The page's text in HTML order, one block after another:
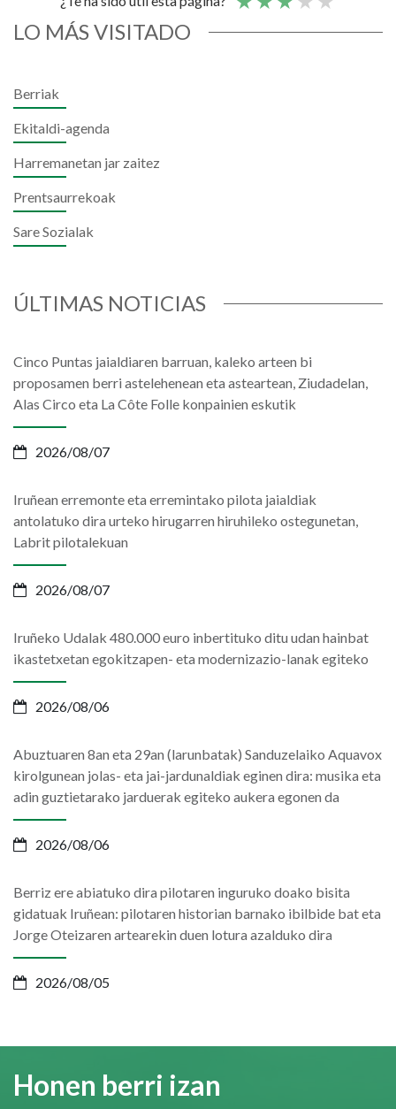
LO MÁS VISITADO
Berriak
Ekitaldi-agenda
Harremanetan jar zaitez
Prentsaurrekoak
Sare Sozialak
ÚLTIMAS NOTICIAS
Cinco Puntas jaialdiaren barruan, kaleko arteen bi
proposamen berri astelehenean eta asteartean, Ziudadelan,
Alas Circo eta La Côte Folle konpainien eskutik
2026/08/07
Iruñean erremonte eta erremintako pilota jaialdiak
antolatuko dira urteko hirugarren hiruhileko ostegunetan,
Labrit pilotalekuan
2026/08/07
Iruñeko Udalak 480.000 euro inbertituko ditu udan hainbat
ikastetxetan egokitzapen- eta modernizazio-lanak egiteko
2026/08/06
Abuztuaren 8an eta 29an (larunbatak) Sanduzelaiko Aquavox
kirolgunean jolas- eta jai-jardunaldiak eginen dira: musika eta
adin guztietarako jarduerak egiteko aukera egonen da
2026/08/06
Berriz ere abiatuko dira pilotaren inguruko doako bisita
gidatuak Iruñean: pilotaren historian barnako ibilbide bat eta
Jorge Oteizaren artearekin duen lotura azalduko dira
2026/08/05
Honen berri izan